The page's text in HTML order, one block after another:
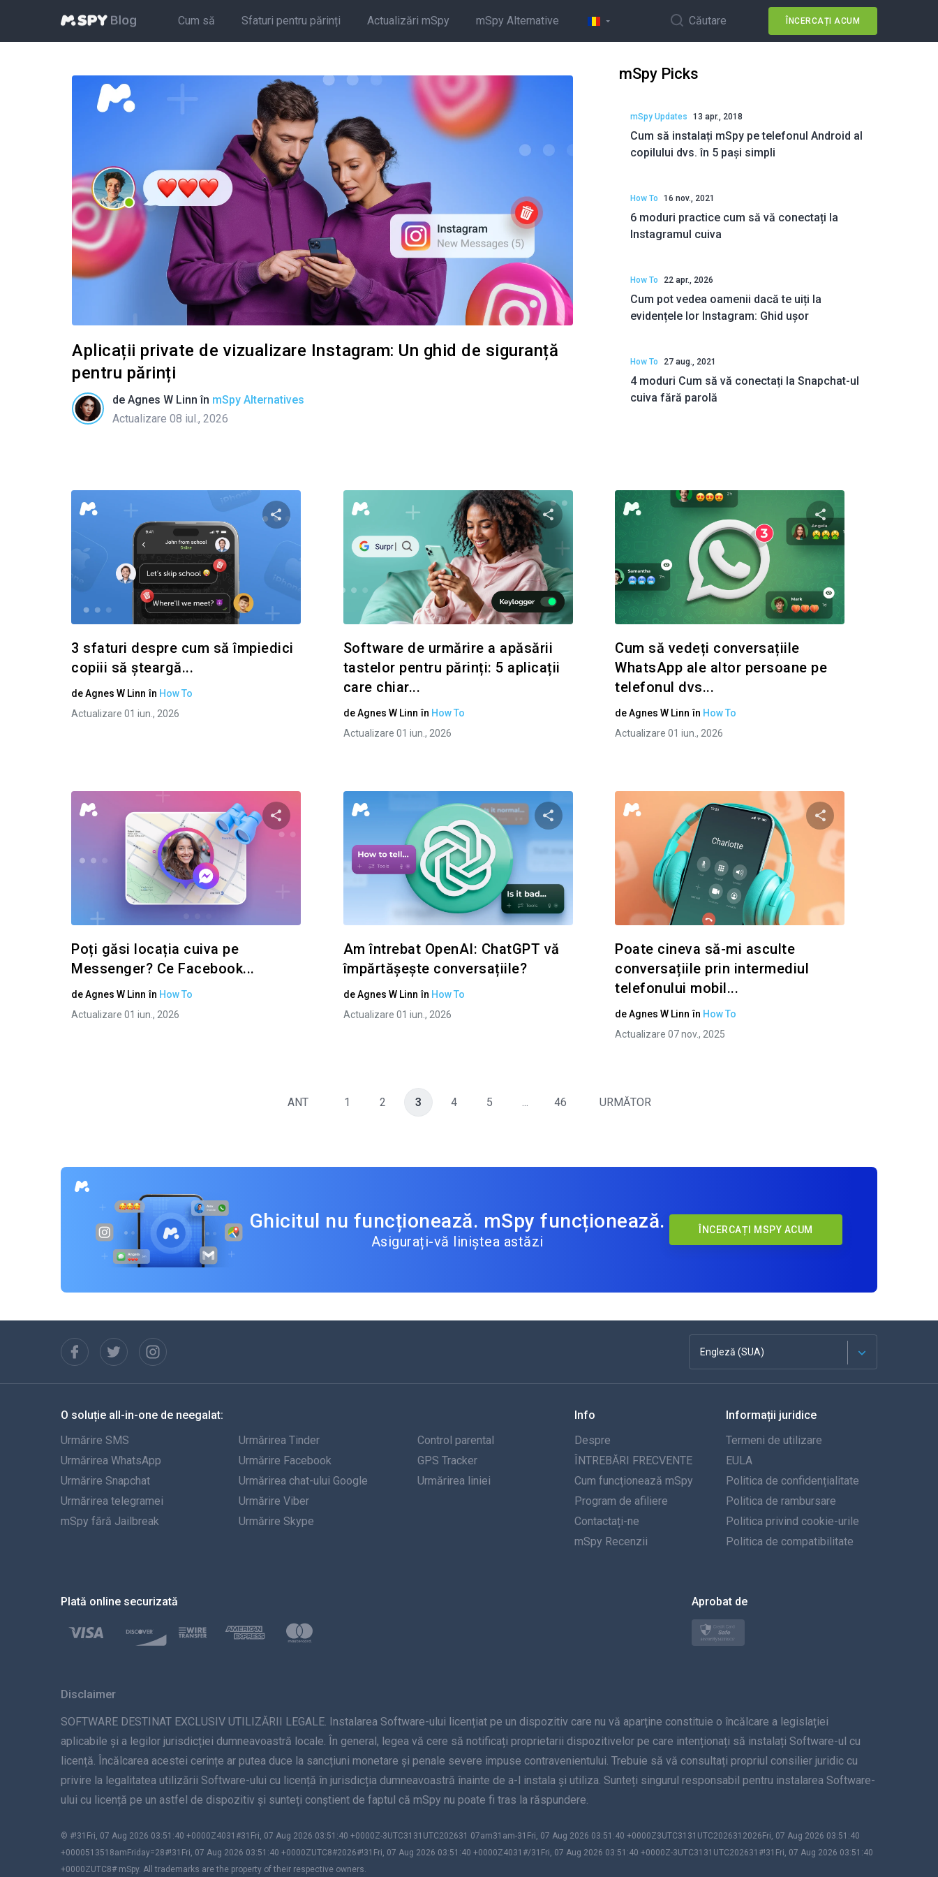
Cum să Sfaturi pentru părinți Actualizări mSpy mSpy Alternative Căutare ÎNCERCAȚI ACUM
Aplicații private de vizualizare Instagram: Un ghid de siguranță
pentru părinți
de Agnes W Linn în mSpy Alternatives
Actualizare 08 iul., 2026
mSpy Picks
mSpy Updates 13 apr., 2018
Cum să instalați mSpy pe telefonul Android al
copilului dvs. în 5 pași simpli
How To 16 nov., 2021
6 moduri practice cum să vă conectați la
Instagramul cuiva
How To 22 apr., 2026
Cum pot vedea oamenii dacă te uiți la
evidențele lor Instagram: Ghid ușor
How To 27 aug., 2021
4 moduri Cum să vă conectați la Snapchat-ul
cuiva fără parolă
Condividi questo articolo
Copiați linkul
3 sfaturi despre cum să împiedici
copiii să șteargă...
deAgnes W Linn în How To
Actualizare 01 iun., 2026
Condividi questo articolo
Twitter
Software de urmărire a apăsării
tastelor pentru părinți: 5 aplicații
care chiar...
deAgnes W Linn în How To
Actualizare 01 iun., 2026
Condividi questo
Twitter
Cum să vedeți conversațiile
WhatsApp ale altor persoane pe
telefonul dvs...
deAgnes W Linn în How To
Actualizare 01 iun., 2026
Condividi questo articolo
Poți găsi locația cuiva pe
Messenger? Ce Facebook...
deAgnes W Linn în How To
Actualizare 01 iun., 2026
Condividi questo articolo
Twitter Copiați linkul
Am întrebat OpenAI: ChatGPT vă
împărtășește conversațiile?
deAgnes W Linn în How To
Actualizare 01 iun., 2026
Condividi questo
Twitter
Poate cineva să-mi asculte
conversațiile prin intermediul
telefonului mobil...
deAgnes W Linn în How To
Actualizare 07 nov., 2025
ANT 1 2 3 4 5 ... 46 URMĂTOR
Ghicitul nu funcționează. mSpy funcționează.
Asigurați-vă liniștea astăzi
ÎNCERCAȚI MSPY ACUM
Engleză (SUA)
Franceză
Español
Portugheză
Italiană
Türkçe
Norsk
Svenska
Dansk
O soluție all-in-one de neegalat:
Urmărire SMS
Urmărirea WhatsApp
Urmărire Snapchat
Urmărirea telegramei
mSpy fără Jailbreak
Urmărirea Tinder
Urmărire Facebook
Urmărirea chat-ului Google
Urmărire Viber
Urmărire Skype
Control parental
GPS Tracker
Urmărirea liniei
Info
Despre
ÎNTREBĂRI FRECVENTE
Cum funcționează mSpy
Program de afiliere
Contactați-ne
mSpy Recenzii
Informații juridice
Termeni de utilizare
EULA
Politica de confidențialitate
Politica de rambursare
Politica privind cookie-urile
Politica de compatibilitate
Plată online securizată Aprobat de
Disclaimer
SOFTWARE DESTINAT EXCLUSIV UTILIZĂRII LEGALE. Instalarea Software-ului licențiat pe un dispozitiv care nu vă aparține constituie o încălcare a legislației
aplicabile și a legilor jurisdicției dumneavoastră locale. În general, legea vă cere să notificați proprietarii dispozitivelor pe care intenționați să instalați Software-ul cu
licență. Încălcarea acestei cerințe ar putea duce la sancțiuni monetare și penale severe impuse contravenientului. Trebuie să vă consultați propriul consilier juridic cu
privire la legalitatea utilizării Software-ului cu licență în jurisdicția dumneavoastră înainte de a-l instala și utiliza. Sunteți singurul responsabil pentru instalarea Software-
ului cu licență pe un astfel de dispozitiv și sunteți conștient de faptul că mSpy nu poate fi tras la răspundere.
© #!31Fri, 07 Aug 2026 03:51:40 +0000Z4031#31Fri, 07 Aug 2026 03:51:40 +0000Z-3UTC3131UTC202631 07am31am-31Fri, 07 Aug 2026 03:51:40 +0000Z3UTC3131UTC2026312026Fri, 07 Aug 2026 03:51:40
+0000513518amFriday=28#!31Fri, 07 Aug 2026 03:51:40 +0000ZUTC8#2026#!31Fri, 07 Aug 2026 03:51:40 +0000Z4031#/31Fri, 07 Aug 2026 03:51:40 +0000Z-3UTC3131UTC202631#!31Fri, 07 Aug 2026 03:51:40
+0000ZUTC8# mSpy. All trademarks are the property of their respective owners.